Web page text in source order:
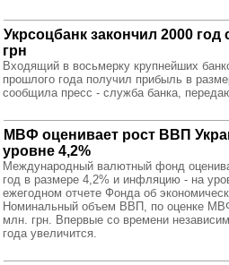
Укрсоцбанк закончил 2000
грн
Входящий в восьмерку крупнейших
прошлого года получил прибыль в
сообщила пресс - служба банка,
МВФ оценивает рост ВВП
уровне 4,2%
Международный валютный фонд
год в размере 4,2% и инфляцию - на
ежегодном отчете Фонда об
Номинальный объем ВВП, по оценке
млн. грн. Впервые со времени
года увеличится.